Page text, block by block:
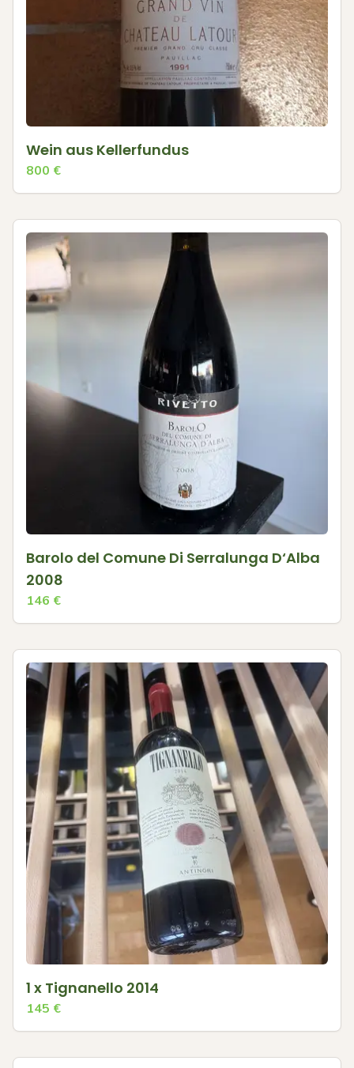
Wein aus Kellerfundus
800 €
Barolo del Comune Di Serralunga D‘Alba
2008
146 €
1 x Tignanello 2014
145 €